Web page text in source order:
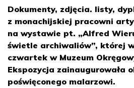
Dokumenty, zdjęcia. listy,
z monachijskiej pracowni
na wystawie pt. „Alfred
świetle archiwaliów”, której
czwartek w Muzeum
Ekspozycja zainaugurowała
poświęconego malarzowi.